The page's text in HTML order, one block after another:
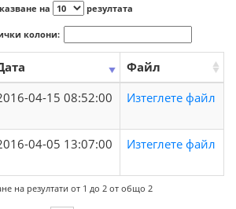
на резултата
колони:
Файл
04-15 08:52:00 Изтеглете файл
04-05 13:07:00 Изтеглете файл
на резултати от 1 до 2 от общо 2